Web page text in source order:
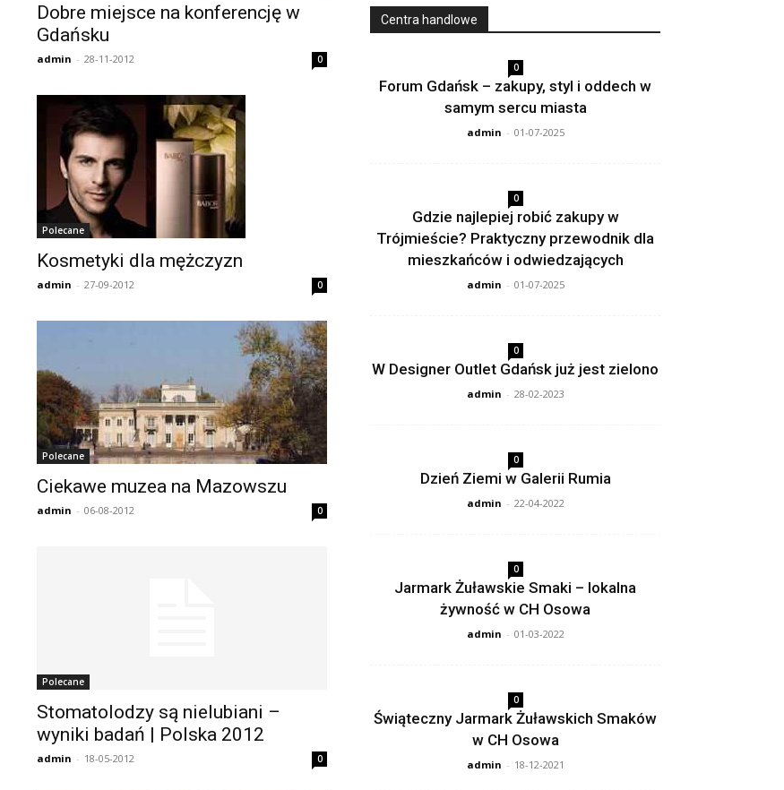
Dobre miejsce na konferencję w
Gdańsku
admin - 28-11-2012 0
Polecane
Kosmetyki dla mężczyzn
admin - 27-09-2012 0
Polecane
Ciekawe muzea na Mazowszu
admin - 06-08-2012 0
Polecane
Stomatolodzy są nielubiani –
wyniki badań | Polska 2012
admin - 18-05-2012 0
Centra handlowe
0
Forum Gdańsk – zakupy, styl i oddech w
samym sercu miasta
admin - 01-07-2025
0
Gdzie najlepiej robić zakupy w
Trójmieście? Praktyczny przewodnik dla
mieszkańców i odwiedzających
admin - 01-07-2025
0
W Designer Outlet Gdańsk już jest zielono
admin - 28-02-2023
0
Dzień Ziemi w Galerii Rumia
admin - 22-04-2022
0
Jarmark Żuławskie Smaki – lokalna
żywność w CH Osowa
admin - 01-03-2022
0
Świąteczny Jarmark Żuławskich Smaków
w CH Osowa
admin - 18-12-2021